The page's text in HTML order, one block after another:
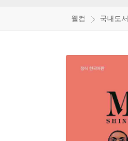
웰컴 국내도서